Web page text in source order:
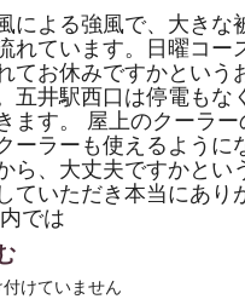
による強風で、大きな
れています。日曜コー
てお休みですかという
五井駅西口は停電もな
ます。 屋上のクーラ
ーラーも使えるように
ら、大丈夫ですかとい
ていただき本当にあり
では
けていません